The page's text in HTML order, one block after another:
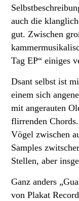
auch die
gut. Zwischen
Tag EP“ einiges
Dsant selbst ist
einem sich
mit angerauten
flirrenden
Vögel zwischen
Samples
Stellen, aber
Ganz anders
von Plakat